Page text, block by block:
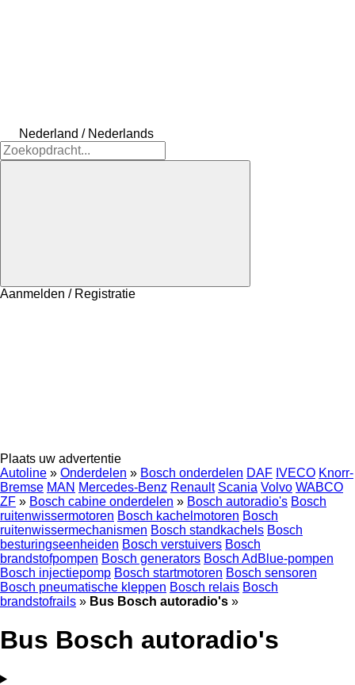
Nederland / Nederlands
Aanmelden / Registratie
Plaats uw advertentie
Autoline » Onderdelen » Bosch onderdelen DAF IVECO Knorr-
Bremse MAN Mercedes-Benz Renault Scania Volvo WABCO
ZF » Bosch cabine onderdelen » Bosch autoradio's Bosch
ruitenwissermotoren Bosch kachelmotoren Bosch
ruitenwissermechanismen Bosch standkachels Bosch
besturingseenheiden Bosch verstuivers Bosch
brandstofpompen Bosch generators Bosch AdBlue-pompen
Bosch injectiepomp Bosch startmotoren Bosch sensoren
Bosch pneumatische kleppen Bosch relais Bosch
brandstofrails » Bus Bosch autoradio's »
Bus Bosch autoradio's